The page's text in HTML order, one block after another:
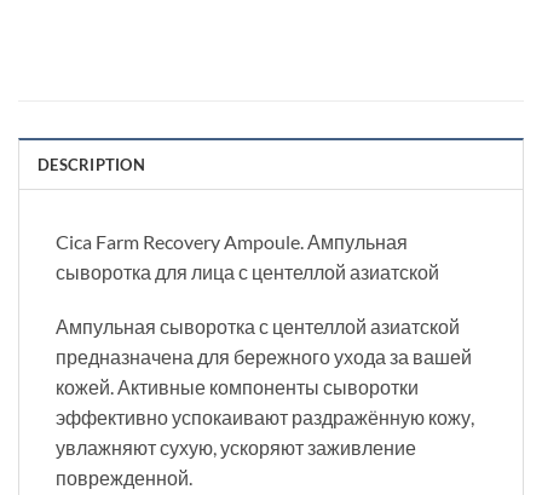
DESCRIPTION
Cica Farm Recovery Ampoule. Ампульная
сыворотка для лица с центеллой азиатской
Ампульная сыворотка с центеллой азиатской
предназначена для бережного ухода за вашей
кожей. Активные компоненты сыворотки
эффективно успокаивают раздражённую кожу,
увлажняют сухую, ускоряют заживление
поврежденной.